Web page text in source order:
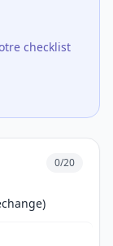
checklist
0/20